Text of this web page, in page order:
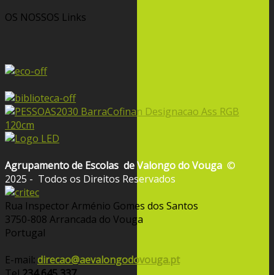
OS NOSSOS Links
Agrupamento de Escolas de Valongo do Vouga ©
2025 - Todos os Direitos Reservados
Rua Inspector Arménio Gomes dos Santos
3750-808 Arrancada do Vouga
Portugal
E-mail:direcao@aevalongodovouga.pt